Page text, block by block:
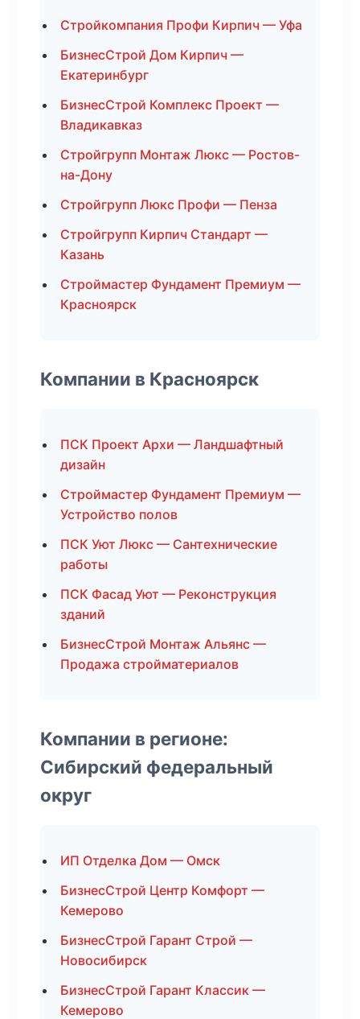
Стройкомпания Профи Кирпич — Уфа
БизнесСтрой Дом Кирпич —
Екатеринбург
БизнесСтрой Комплекс Проект —
Владикавказ
Стройгрупп Монтаж Люкс — Ростов-
на-Дону
Стройгрупп Люкс Профи — Пенза
Стройгрупп Кирпич Стандарт —
Казань
Строймастер Фундамент Премиум —
Красноярск
Компании в Красноярск
ПСК Проект Архи — Ландшафтный
дизайн
Строймастер Фундамент Премиум —
Устройство полов
ПСК Уют Люкс — Сантехнические
работы
ПСК Фасад Уют — Реконструкция
зданий
БизнесСтрой Монтаж Альянс —
Продажа стройматериалов
Компании в регионе:
Сибирский федеральный
округ
ИП Отделка Дом — Омск
БизнесСтрой Центр Комфорт —
Кемерово
БизнесСтрой Гарант Строй —
Новосибирск
БизнесСтрой Гарант Классик —
Кемерово